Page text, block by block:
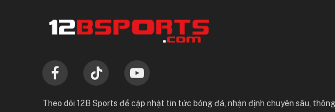
Facebook TikTok YouTube
Theo dõi 12B Sports để cập nhật tin tức bóng đá, nhận định chuyên sâu,